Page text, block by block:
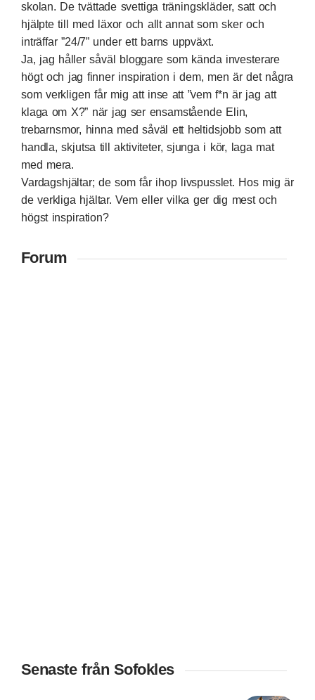
skolan. De tvättade svettiga träningskläder, satt och
hjälpte till med läxor och allt annat som sker och
inträffar ”24/7” under ett barns uppväxt.
Ja, jag håller såväl bloggare som kända investerare
högt och jag finner inspiration i dem, men är det några
som verkligen får mig att inse att ”vem f*n är jag att
klaga om X?” när jag ser ensamstående Elin,
trebarnsmor, hinna med såväl ett heltidsjobb som att
handla, skjutsa till aktiviteter, sjunga i kör, laga mat
med mera.
Vardagshjältar; de som får ihop livspusslet. Hos mig är
de verkliga hjältar. Vem eller vilka ger dig mest och
högst inspiration?
Forum
Senaste från Sofokles